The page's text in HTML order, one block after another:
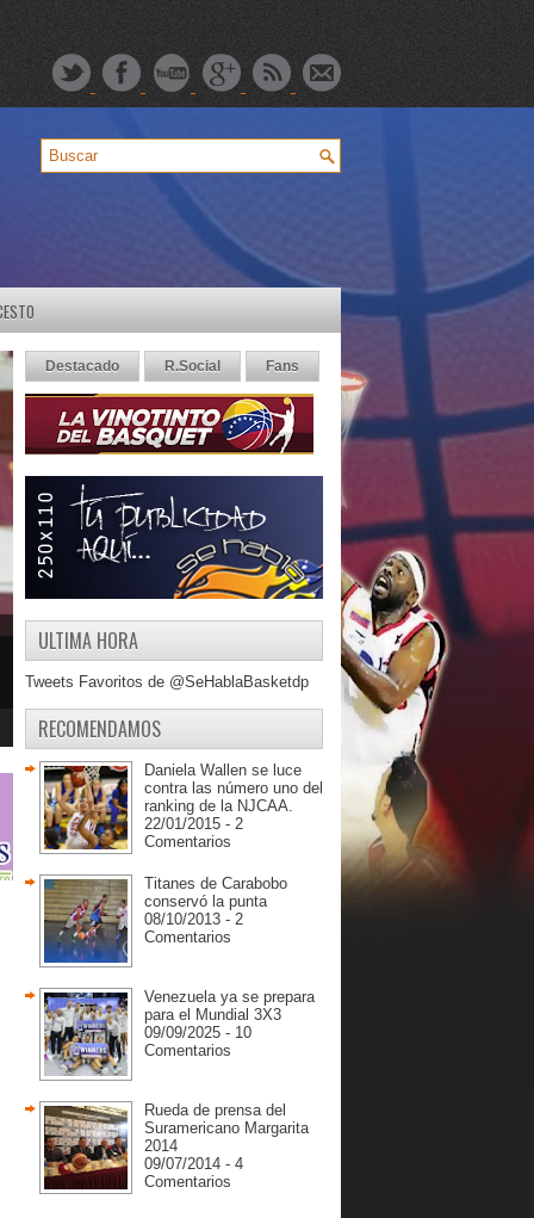
Destacado R.Social Fans
ULTIMA HORA
Tweets Favoritos de @SeHablaBasketdp
RECOMENDAMOS
Daniela Wallen se luce
contra las número uno del
ranking de la NJCAA.
22/01/2015 - 2
Comentarios
Titanes de Carabobo
conservó la punta
08/10/2013 - 2
Comentarios
Venezuela ya se prepara
para el Mundial 3X3
09/09/2025 - 10
Comentarios
Rueda de prensa del
Suramericano Margarita
2014
09/07/2014 - 4
Comentarios